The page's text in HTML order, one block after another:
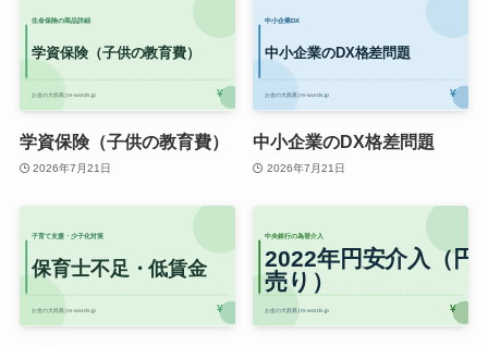
学資保険（子供の教育費）
2026年7月21日
中小企業のDX格差問題
2026年7月21日